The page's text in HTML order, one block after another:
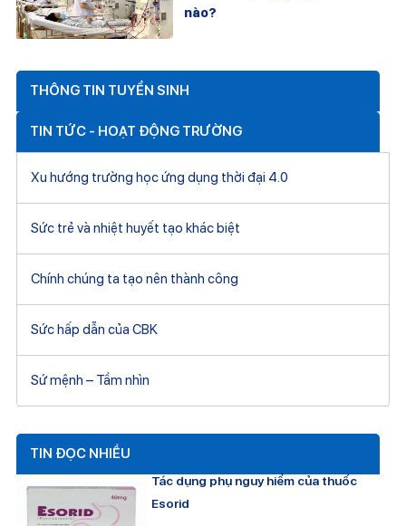
nào?
THÔNG TIN TUYỂN SINH
TIN TỨC - HOẠT ĐỘNG TRƯỜNG
Xu hướng trường học ứng dụng thời đại 4.0
Sức trẻ và nhiệt huyết tạo khác biệt
Chính chúng ta tạo nên thành công
Sức hấp dẫn của CBK
Sứ mệnh – Tầm nhìn
TIN ĐỌC NHIỀU
Tác dụng phụ nguy hiểm của thuốc
Esorid